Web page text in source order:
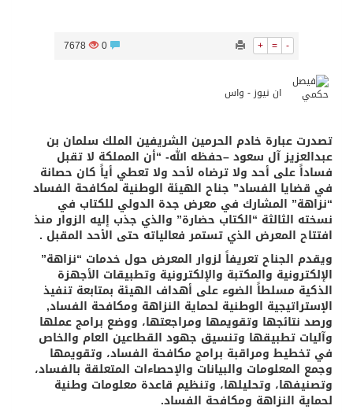
+ = -
7678
ان نيوز - واس
تصدرت عبارة خادم الحرمين الشريفين الملك سلمان بن
عبدالعزيز آل سعود –حفظه الله- “أن المملكة لا تقبل
فساداً على أحد ولا ترضاه لأحد ولا تعطي أياً كان حصانة
في قضايا الفساد” جناح الهيئة الوطنية لمكافحة الفساد
“نزاهة” المشارك في معرض جدة الدولي للكتاب في
نسخته الثالثة “الكتاب حضارة” والذي جذب إليه الزوار منذ
افتتاح المعرض الذي تستمر فعالياته حتى الأحد المقبل .
ويقدم الجناح تعريفاً لزوار المعرض حول خدمات “نزاهة”
الإلكترونية والمكتبة والإلكترونية وتطبيقات الأجهزة
الذكية مسلطاً الضوء على أهداف الهيئة بمتابعة تنفيذ
الإستراتيجية الوطنية لحماية النزاهة ومكافحة الفساد,
ورصد نتائجها وتقويمها ومراجعتها، ووضع برامج عملها
وآليات تطبيقها وتنسيق جهود القطاعين العام والخاص
في تخطيط ومراقبة برامج مكافحة الفساد، وتقويمها
وجمع المعلومات والبيانات والإحصاءات المتعلقة بالفساد،
وتصنيفها، وتحليلها، وتنظيم قاعدة معلومات وطنية
لحماية النزاهة ومكافحة الفساد.